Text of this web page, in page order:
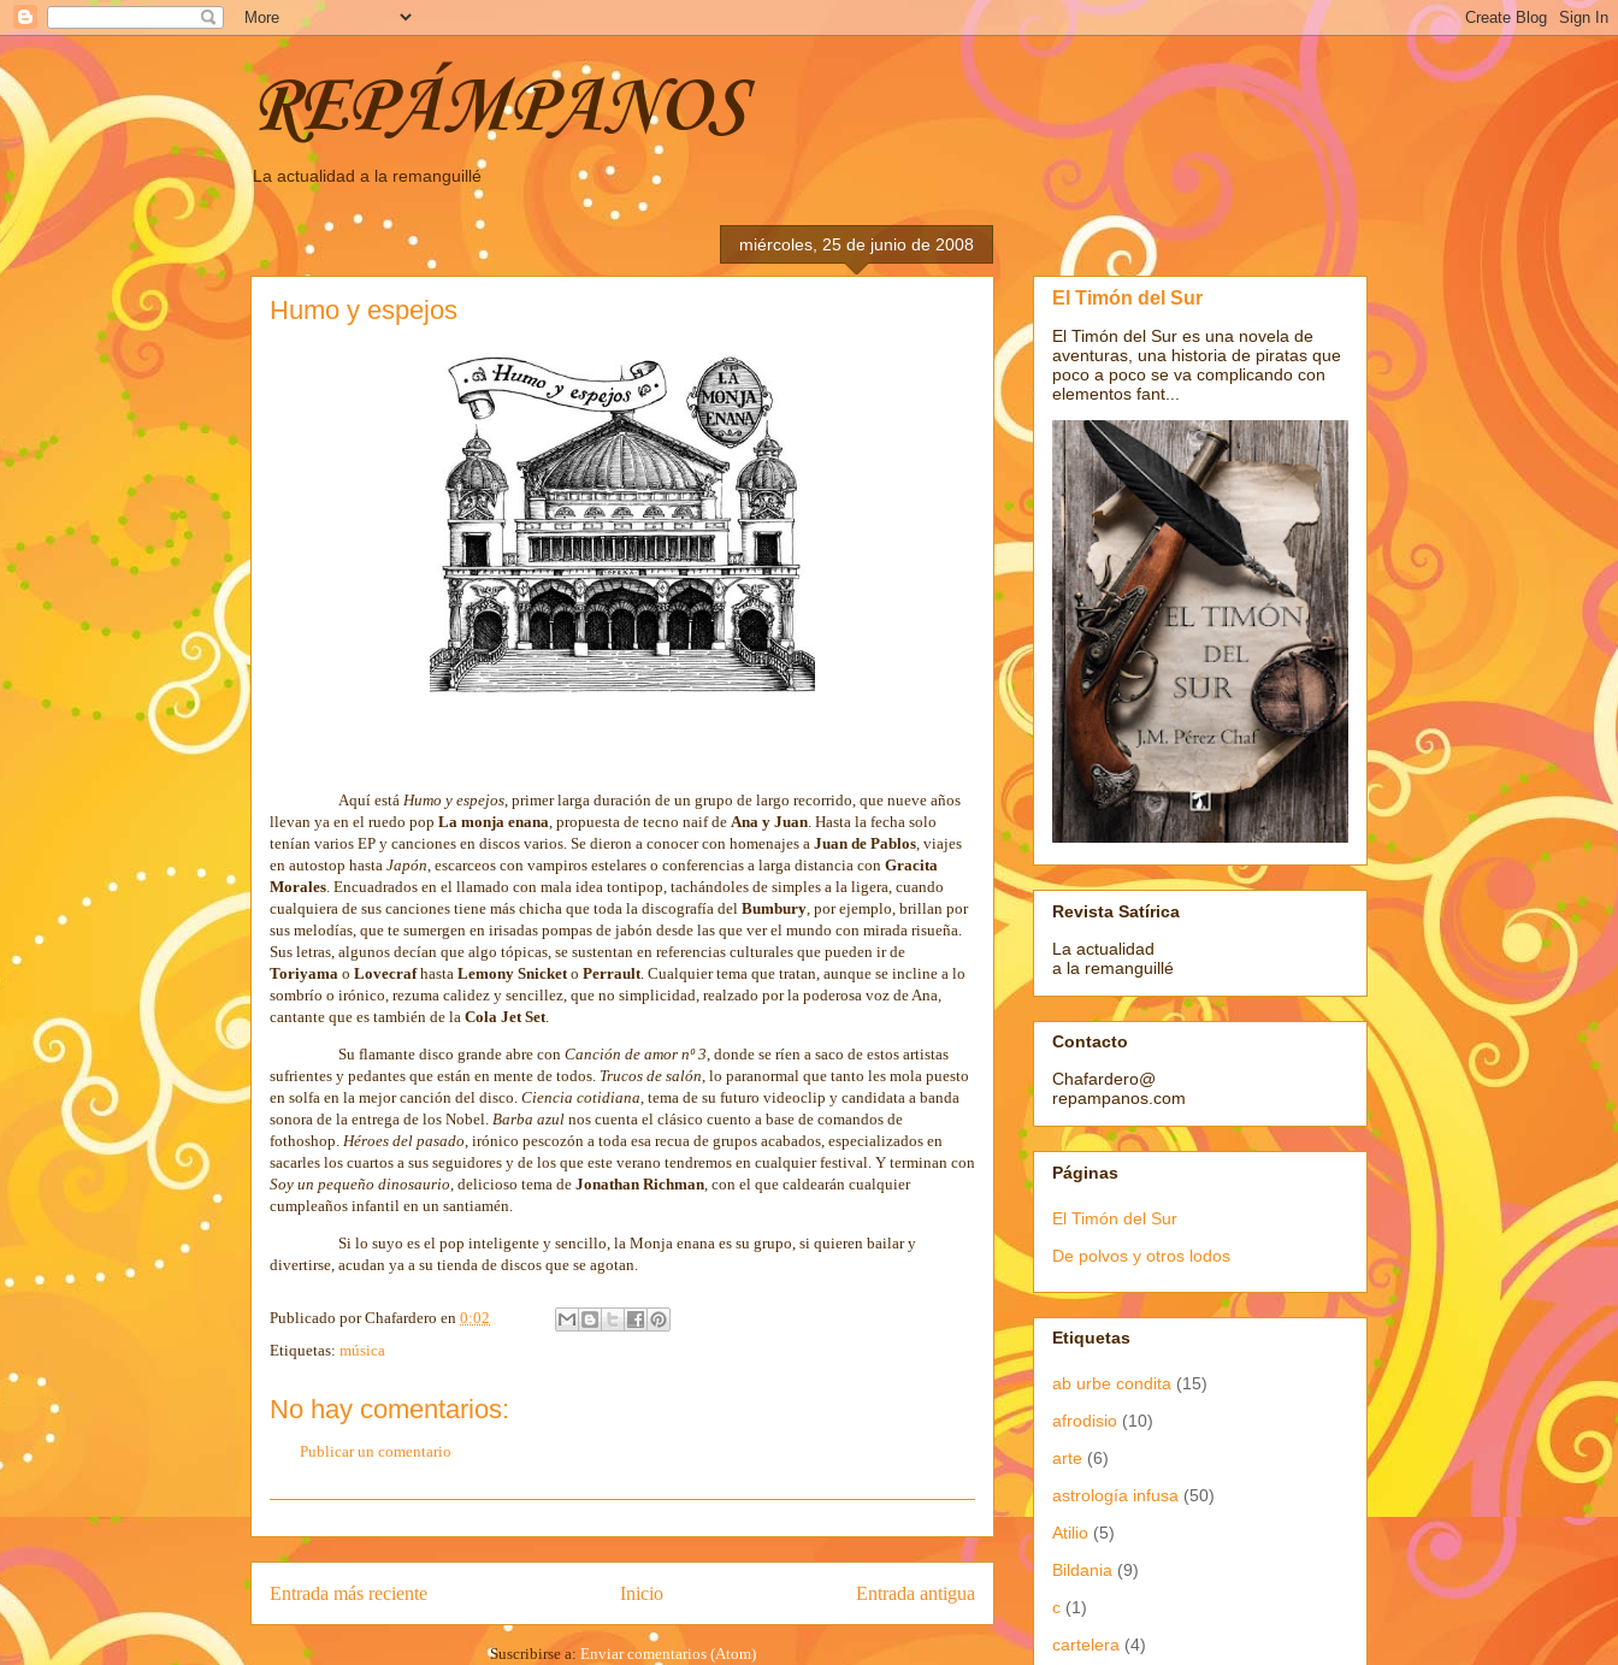
REPÁMPANOS
La actualidad a la remanguillé
miércoles, 25 de junio de 2008
Humo y espejos
Aquí está Humo y espejos, primer larga duración de un grupo de largo recorrido, que nueve años
llevan ya en el ruedo pop La monja enana, propuesta de tecno naif de Ana y Juan. Hasta la fecha solo
tenían varios EP y canciones en discos varios. Se dieron a conocer con homenajes a Juan de Pablos, viajes
en autostop hasta Japón, escarceos con vampiros estelares o conferencias a larga distancia con Gracita
Morales. Encuadrados en el llamado con mala idea tontipop, tachándoles de simples a la ligera, cuando
cualquiera de sus canciones tiene más chicha que toda la discografía del Bumbury, por ejemplo, brillan por
sus melodías, que te sumergen en irisadas pompas de jabón desde las que ver el mundo con mirada risueña.
Sus letras, algunos decían que algo tópicas, se sustentan en referencias culturales que pueden ir de
Toriyama o Lovecrafhasta Lemony Snicketo Perrault. Cualquier tema que tratan, aunque se incline a lo
sombrío o irónico, rezuma calidez y sencillez, que no simplicidad, realzado por la poderosa voz de Ana,
cantante que es también de la Cola Jet Set.
Su flamante disco grande abre con Canción de amor nº 3, donde se ríen a saco de estos artistas
sufrientes y pedantes que están en mente de todos. Trucos de salón, lo paranormal que tanto les mola puesto
en solfa en la mejor canción del disco. Ciencia cotidiana, tema de su futuro videoclip y candidata a banda
sonora de la entrega de los Nobel. Barba azul nos cuenta el clásico cuento a base de comandos de
fothoshop. Héroes del pasado, irónico pescozón a toda esa recua de grupos acabados, especializados en
sacarles los cuartos a sus seguidores y de los que este verano tendremos en cualquier festival. Y terminan con
Soy un pequeño dinosaurio, delicioso tema de Jonathan Richman, con el que caldearán cualquier
cumpleaños infantil en un santiamén.
Si lo suyo es el pop inteligente y sencillo, la Monja enana es su grupo, si quieren bailar y
divertirse, acudan ya a su tienda de discos que se agotan.
Publicado porChafardero en 0:02
Etiquetas: música
No hay comentarios:
Publicar un comentario
Entrada más reciente Entrada antigua
Inicio
Suscribirse a: Enviar comentarios (Atom)
El Timón del Sur
El Timón del Sur es una novela de
aventuras, una historia de piratas que
poco a poco se va complicando con
elementos fant...
Revista Satírica
La actualidad
a la remanguillé
Contacto
Chafardero@
repampanos.com
Páginas
El Timón del Sur
De polvos y otros lodos
Etiquetas
ab urbe condita (15)
afrodisio (10)
arte (6)
astrología infusa (50)
Atilio (5)
Bildania (9)
c (1)
cartelera (4)